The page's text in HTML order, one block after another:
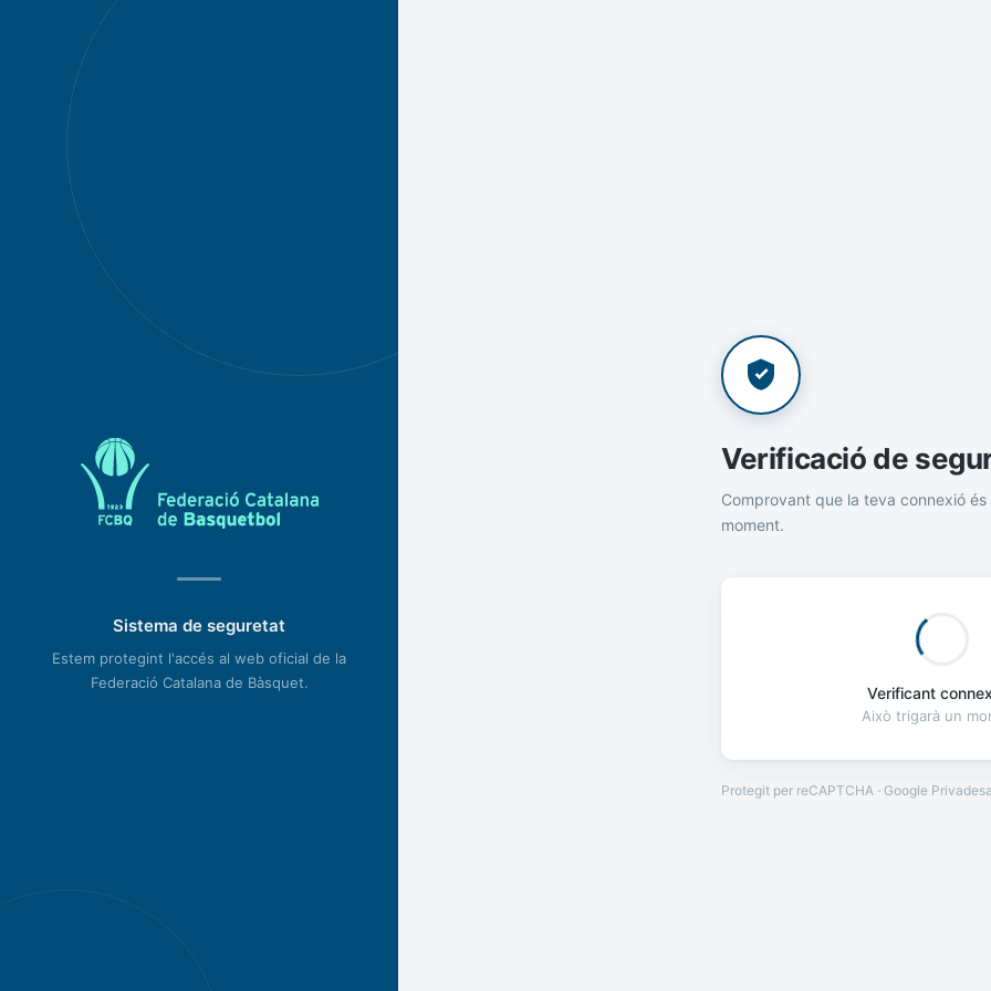
Sistema de seguretat
Estem protegint l'accés al web oficial de la
Federació Catalana de Bàsquet.
Verificació de
Comprovant que la teva connexió és
moment.
Verificant
Això trigarà un
Protegit per reCAPTCHA · Google Privadesa